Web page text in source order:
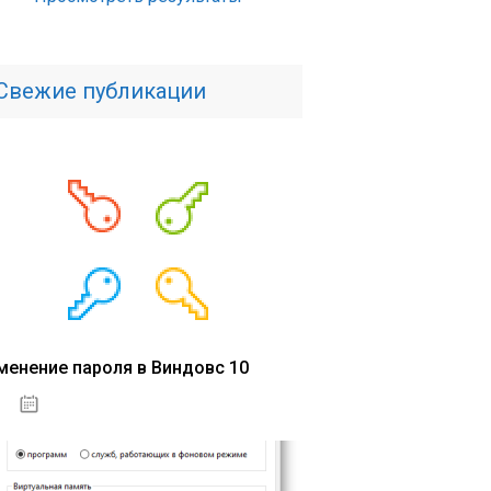
публикации
пароля в Виндовс 10